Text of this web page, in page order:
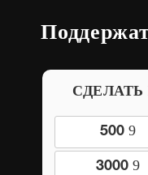
500 9
3000 9